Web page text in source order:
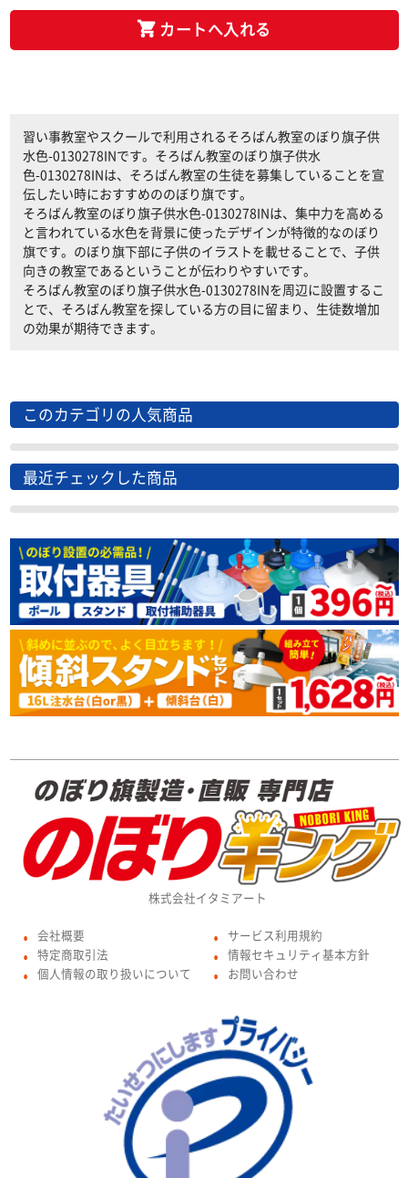
カートへ入れる
習い事教室やスクールで利用されるそろばん教室のぼり旗子供
水色-0130278INです。そろばん教室のぼり旗子供水
色-0130278INは、そろばん教室の生徒を募集していることを宣
伝したい時におすすめののぼり旗です。
そろばん教室のぼり旗子供水色-0130278INは、集中力を高める
と言われている水色を背景に使ったデザインが特徴的なのぼり
旗です。のぼり旗下部に子供のイラストを載せることで、子供
向きの教室であるということが伝わりやすいです。
そろばん教室のぼり旗子供水色-0130278INを周辺に設置するこ
とで、そろばん教室を探している方の目に留まり、生徒数増加
の効果が期待できます。
このカテゴリの人気商品
最近チェックした商品
株式会社イタミアート
● 会社概要
● 特定商取引法
● 個人情報の取り扱いについて
● サービス利用規約
● 情報セキュリティ基本方針
● お問い合わせ